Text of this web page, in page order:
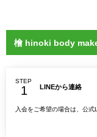
檜 hinoki body
STEP
LINEから連絡
入会をご希望の場合は、公式